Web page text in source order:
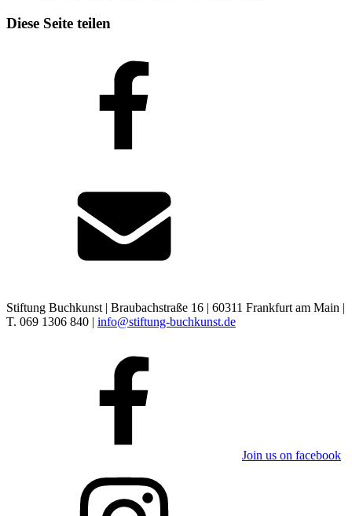
Diese Seite teilen
Stiftung Buchkunst | Braubachstraße 16 | 60311 Frankfurt am Main |
T. 069 1306 840 | info@stiftung-buchkunst.de
Join us on facebook